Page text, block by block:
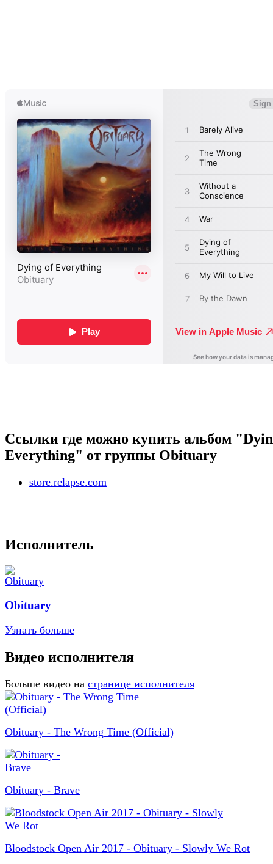
Ссылки где можно купить альбом
Everything" от группы Obituary
store.relapse.com
Исполнитель
Obituary
Узнать больше
Видео исполнителя
Больше видео на странице исполнителя
Obituary - The Wrong Time (Official)
Obituary - Brave
Bloodstock Open Air 2017 - Obituary - Slowly We Rot